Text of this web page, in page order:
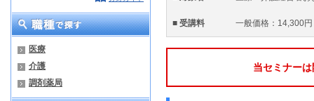
医療
介護
調剤薬局
■ 受講料 一般価格：14,300
当セミナー